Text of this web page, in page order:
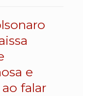
e
ao falar